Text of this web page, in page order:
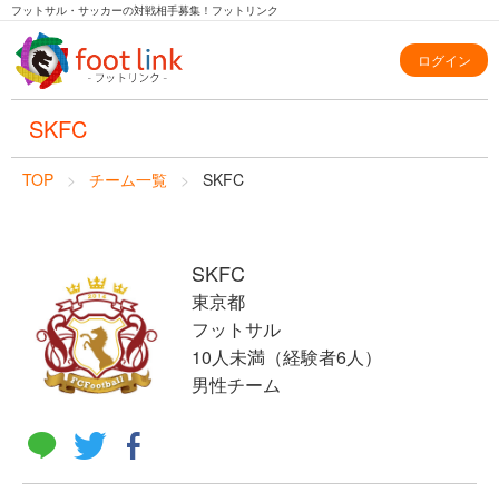
フットサル・サッカーの対戦相手募集！フットリンク
ログイン
SKFC
TOP チーム一覧 SKFC
SKFC
東京都
フットサル
10人未満（経験者6人）
男性チーム